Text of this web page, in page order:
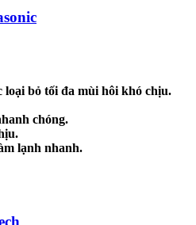
bỏ tối đa mùi hôi khó chịu.
chóng.
lạnh nhanh.